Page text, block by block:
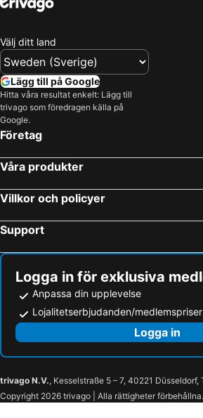
Serik, Antalya Provins Hotell
Välj ditt land
Lägg till på Google
Hitta våra resultat enkelt: Lägg till
trivago som föredragen källa på
Google.
Företag
Våra produkter
Villkor och policyer
Support
Logga in för exklusiva
Anpassa din upplevelse
Lojalitetserbjudanden/medlemspriser
Logga in
trivago N.V., Kesselstraße 5 – 7, 40221 Düsseldorf,
Copyright 2026 trivago | Alla rättigheter förbehållna.